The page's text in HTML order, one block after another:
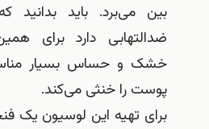
بین می‌برد. باید بدانید که
ضدالتهابی دارد برای همین
خشک و حساس بسیار مناسب
پوست را خنثی می‌کند.
برای تهیه این لوسیون یک فنجان